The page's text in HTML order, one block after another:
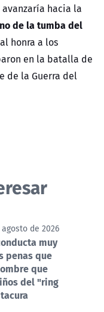
hacia la
de la tumba del
honra a los
en la batalla de
de la Guerra del
de 2026
muy
penas que
que
del "ring